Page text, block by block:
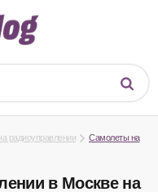
радиоуправлении
Самолеты на
в Москве на